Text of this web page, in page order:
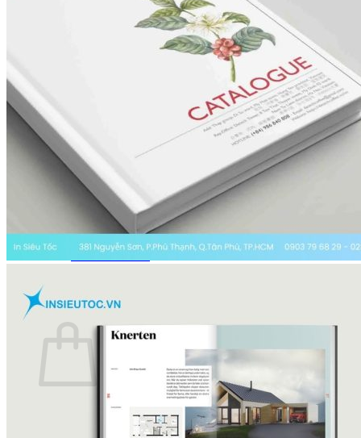
In Tem Nhãn
In Catalogue
Báo giá
Báo giá in hộp giấy
Báo giá in túi giấy
Báo giá in decal
Báo giá in tem nhãn
Báo giá in name card
Báo giá in catalogue
Kiến thức
Kinh nghiệm in ấn
Tin tức in ấn
Liên hệ
Giỏ hàng
Chưa có sản phẩm trong giỏ hàng.